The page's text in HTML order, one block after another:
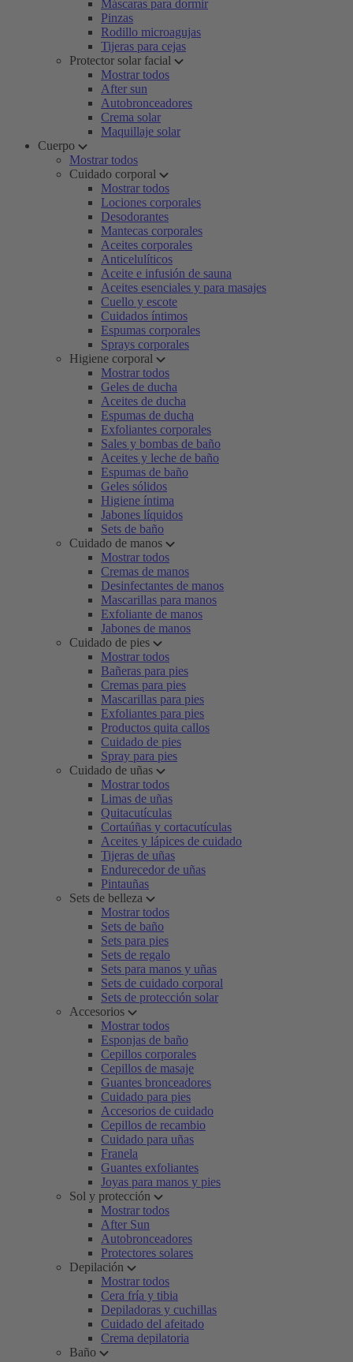
Máscaras para dormir
Pinzas
Rodillo microagujas
Tijeras para cejas
Protector solar facial
Mostrar todos
After sun
Autobronceadores
Crema solar
Maquillaje solar
Cuerpo
Mostrar todos
Cuidado corporal
Mostrar todos
Lociones corporales
Desodorantes
Mantecas corporales
Aceites corporales
Anticelulíticos
Aceite e infusión de sauna
Aceites esenciales y para masajes
Cuello y escote
Cuidados íntimos
Espumas corporales
Sprays corporales
Higiene corporal
Mostrar todos
Geles de ducha
Aceites de ducha
Espumas de ducha
Exfoliantes corporales
Sales y bombas de baño
Aceites y leche de baño
Espumas de baño
Geles sólidos
Higiene íntima
Jabones líquidos
Sets de baño
Cuidado de manos
Mostrar todos
Cremas de manos
Desinfectantes de manos
Mascarillas para manos
Exfoliante de manos
Jabones de manos
Cuidado de pies
Mostrar todos
Bañeras para pies
Cremas para pies
Mascarillas para pies
Exfoliantes para pies
Productos quita callos
Cuidado de pies
Spray para pies
Cuidado de uñas
Mostrar todos
Limas de uñas
Quitacutículas
Cortaúñas y cortacutículas
Aceites y lápices de cuidado
Tijeras de uñas
Endurecedor de uñas
Pintauñas
Sets de belleza
Mostrar todos
Sets de baño
Sets para pies
Sets de regalo
Sets para manos y uñas
Sets de cuidado corporal
Sets de protección solar
Accesorios
Mostrar todos
Esponjas de baño
Cepillos corporales
Cepillos de masaje
Guantes bronceadores
Cuidado para pies
Accesorios de cuidado
Cepillos de recambio
Cuidado para uñas
Franela
Guantes exfoliantes
Joyas para manos y pies
Sol y protección
Mostrar todos
After Sun
Autobronceadores
Protectores solares
Depilación
Mostrar todos
Cera fría y tibia
Depiladoras y cuchillas
Cuidado del afeitado
Crema depilatoria
Baño